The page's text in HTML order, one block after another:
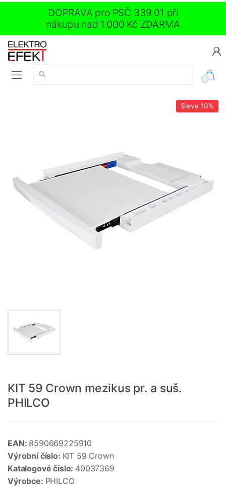
DOPRAVA pro PSČ 339 01 při
nákupu nad 1.000 Kč ZDARMA
Vyhledávání:
0
Sleva 10%
KIT 59 Crown mezikus pr. a suš.
PHILCO
EAN: 8590669225910
Výrobní číslo: KIT 59 Crown
Katalogové číslo: 40037369
Výrobce: PHILCO